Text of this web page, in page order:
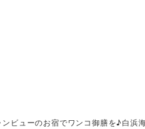
ビューのお宿でワンコ御膳を♪白